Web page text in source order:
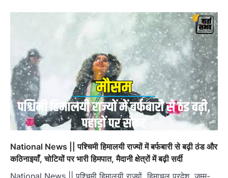
National News || पश्चिमी हिमालयी राज्यों में बर्फबारी से बढ़ी ठंड और
कठिनाइयाँ, चोटियों पर भारी हिमपात, मैदानी क्षेत्रों में बढ़ी सर्दी